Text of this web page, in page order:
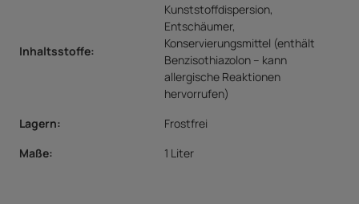
Inhaltsstoffe:
Kunststoffdispersion,
Entschäumer,
Konservierungsmittel (enthält
Benzisothiazolon – kann
allergische Reaktionen
hervorrufen)
Lagern:
Frostfrei
Maße:
1 Liter